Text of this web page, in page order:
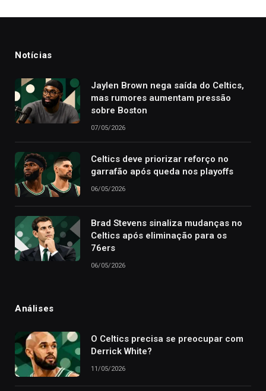
Notícias
Jaylen Brown nega saída do Celtics,
mas rumores aumentam pressão
sobre Boston
07/05/2026
Celtics deve priorizar reforço no
garrafão após queda nos playoffs
06/05/2026
Brad Stevens sinaliza mudanças no
Celtics após eliminação para os
76ers
06/05/2026
Análises
O Celtics precisa se preocupar com
Derrick White?
11/05/2026